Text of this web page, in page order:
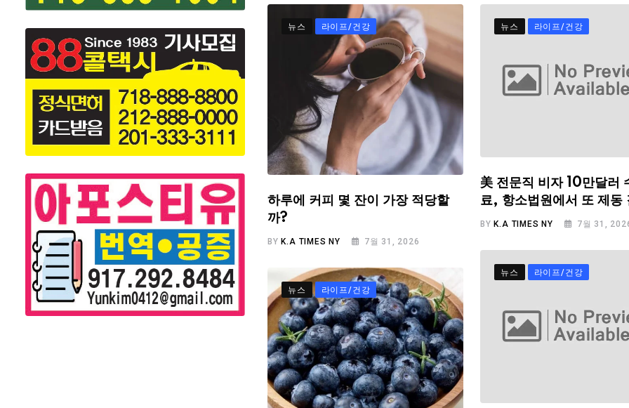
뉴스 라이프/건강
하루에 커피 몇 잔이 가장 적당할
까?
BY K.A TIMES NY 7월 31, 2026
뉴스 라이프/건강
美 전문직 비자 10만달러
료, 항소법원에서 또 제동
BYK.A TIMES NY 7월 31,
뉴스 라이프/건강
뉴스 라이프/건강